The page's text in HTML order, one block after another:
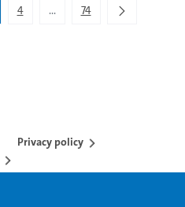
4 ...
Intermediate Pages Use
74
Privacy policy